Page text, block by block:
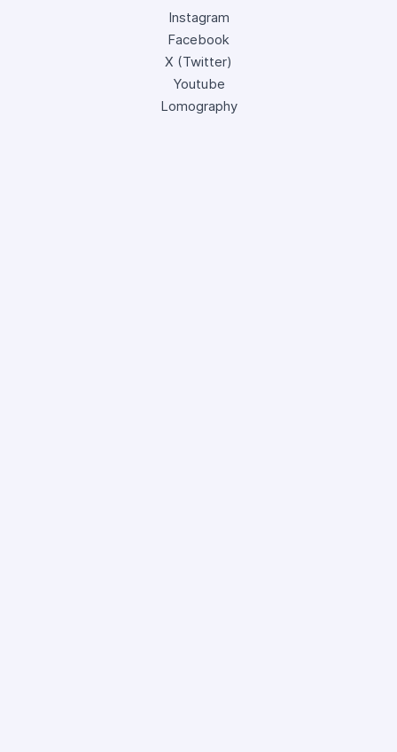
Instagram
Facebook
X (Twitter)
Youtube
Lomography